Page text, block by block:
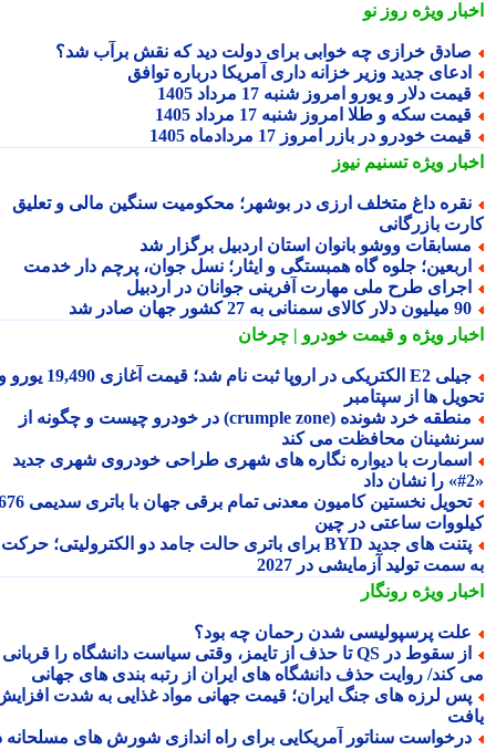
ویژهروز نو
خرازی چه خوابی برای دولت دید که نقش برآب شد؟
جدید وزیر خزانه داری آمریکا درباره توافق
دلار و یورو امروز شنبه 17 مرداد 1405
سکه و طلا امروز شنبه 17 مرداد 1405
خودرو در بازر امروز 17 مردادماه 1405
ویژهتسنیم نیوز
داغ متخلف ارزی در بوشهر؛ محکومیت سنگین مالی و تعلیق
بازرگانی
ووشو بانوان استان اردبیل برگزار شد
جلوه گاه همبستگی و ایثار؛ نسل جوان، پرچم دار خدمت
طرح ملی مهارت آفرینی جوانان در اردبیل
کالای سمنانی به 27 کشور جهان صادر شد
ویژهو قیمت خودرو | چرخان
جیلی E2 الکتریکی در اروپا ثبت نام شد؛ قیمت آغازی 19,490 یورو و
ها از سپتامبر
منطقه خرد شونده (crumple zone) در خودرو چیست و چگونه از
محافظت می کند
با دیواره نگاره های شهری طراحی خودروی شهری جدید
تحویل نخستین کامیون معدنی تمام برقی جهان با باتری سدیمی 676
ساعتی در چین
پتنت های جدید BYD برای باتری حالت جامد دو الکترولیتی؛ حرکت
سمت تولید آزمایشی در 2027
ویژهرونگار
پرسپولیسی شدن رحمان چه بود؟
از سقوط در QS تا حذف از تایمز، وقتی سیاست دانشگاه را قربانی
کند/ روایت حذف دانشگاه های ایران از رتبه بندی های جهانی
لرزه های جنگ ایران؛ قیمت جهانی مواد غذایی به شدت افزایش
سناتور آمریکایی برای راه اندازی شورش های مسلحانه در